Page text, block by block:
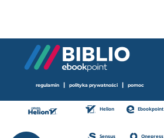
regulamin | polityka prywatności | pomoc
Helion Ebookpoint
Sensus Onepress